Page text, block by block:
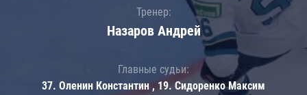
Тренер:
Назаров Андрей
Главные судьи:
37. Оленин Константин , 19. Сидоренко Максим